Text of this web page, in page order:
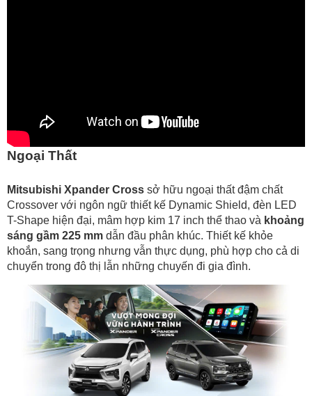
Ngoại Thất
Mitsubishi Xpander Cross sở hữu ngoại thất đậm chất
Crossover với ngôn ngữ thiết kế Dynamic Shield, đèn LED
T-Shape hiện đại, mâm hợp kim 17 inch thể thao và khoảng
sáng gầm 225 mm dẫn đầu phân khúc. Thiết kế khỏe
khoắn, sang trọng nhưng vẫn thực dụng, phù hợp cho cả di
chuyển trong đô thị lẫn những chuyến đi gia đình.